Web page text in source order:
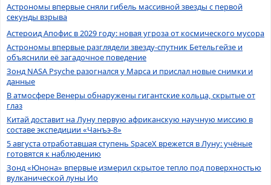
Астрономы впервые сняли гибель массивной звезды с первой
секунды взрыва
Астероид Апофис в 2029 году: новая угроза от космического мусора
Астрономы впервые разглядели звезду-спутник Бетельгейзе и
объяснили её загадочное поведение
Зонд NASA Psyche разогнался у Марса и прислал новые снимки и
данные
В атмосфере Венеры обнаружены гигантские кольца, скрытые от
глаз
Китай доставит на Луну первую африканскую научную миссию в
составе экспедиции «Чанъэ-8»
5 августа отработавшая ступень SpaceX врежется в Луну: учёные
готовятся к наблюдению
Зонд «Юнона» впервые измерил скрытое тепло под поверхностью
вулканической луны Ио